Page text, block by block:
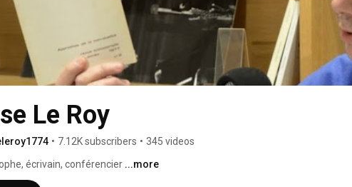
Le Roy
• 7.12K subscribers • 345 videos
écrivain, conférencier ...more